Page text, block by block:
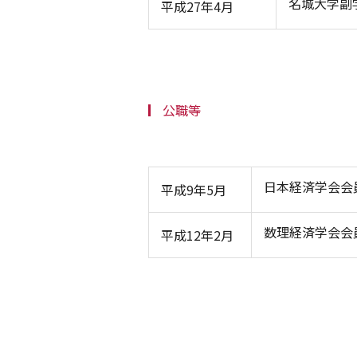
平成27年4月
公職等
平成9年5月 日本経済学会会
平成12年2月 数理経済学会会